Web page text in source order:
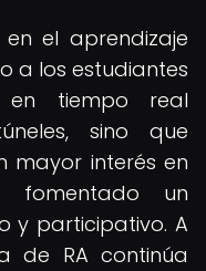
el aprendizaje
a los estudiantes
en tiempo real
sino que
mayor interés en
un
y participativo. A
de RA continúa